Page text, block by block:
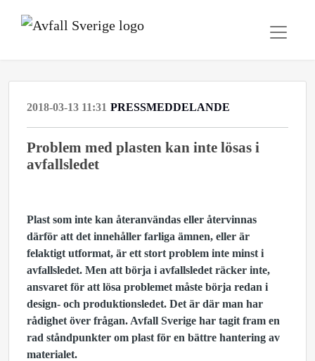
2018-03-13 11:31 PRESSMEDDELANDE
Problem med plasten kan inte lösas i
avfallsledet
Plast som inte kan återanvändas eller återvinnas
därför att det innehåller farliga ämnen, eller är
felaktigt utformat, är ett stort problem inte minst i
avfallsledet. Men att börja i avfallsledet räcker inte,
ansvaret för att lösa problemet måste börja redan i
design- och produktionsledet. Det är där man har
rådighet över frågan. Avfall Sverige har tagit fram en
rad ståndpunkter om plast för en bättre hantering av
materialet.